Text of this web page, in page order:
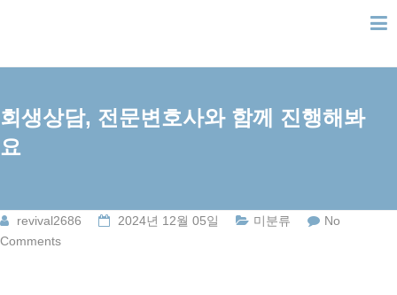
content
회생상담, 전문변호사와 함께 진행해봐
요
revival2686 2024년 12월 05일 미분류
No
Comments